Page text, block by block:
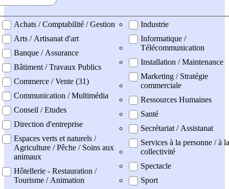
professionel
Achats / Comptabilité / Gestion
Arts / Artisanat d'art
Banque / Assurance
Bâtiment / Travaux Publics
Commerce / Vente (31)
Communication / Multimédia
Conseil / Etudes
Direction d'entreprise
Espaces verts et naturels /
Agriculture / Pêche / Soins aux
animaux
Hôtellerie - Restauration /
Tourisme / Animation
Industrie
Informatique /
Télécommunication
Installation / Maintenance
Marketing / Stratégie
commerciale
Ressources Humaines
Santé
Secrétariat / Assistanat
Services à la personne / à la
collectivité
Spectacle
Sport